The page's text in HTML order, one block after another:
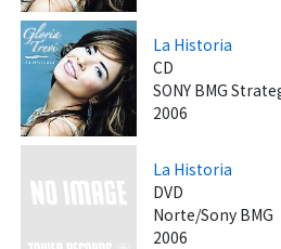
La Historia
CD
SONY BMG
2006
La Historia
DVD
Norte/Sony BMG
2006